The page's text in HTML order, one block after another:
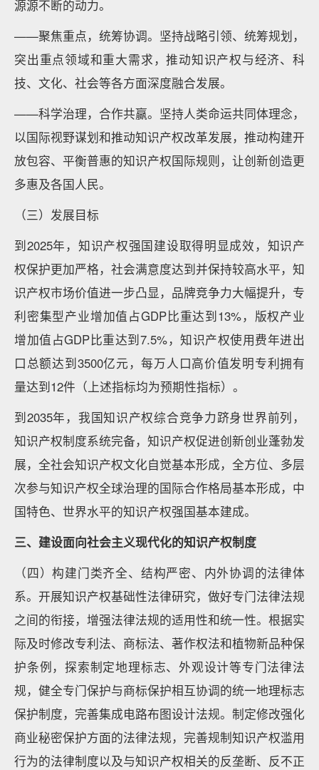
源源不断的动力。
——聚焦重点，统筹协调。坚持战略引领、统筹规划，
突出重点领域和重大需求，推动知识产权与经济、科
技、文化、社会等各方面深度融合发展。
——科学治理，合作共赢。坚持人类命运共同体理念，
以国际视野谋划和推动知识产权改革发展，推动构建开
放包容、平衡普惠的知识产权国际规则，让创新创造更
多惠及各国人民。
（三）发展目标
到2025年，知识产权强国建设取得明显成效，知识产
权保护更加严格，社会满意度达到并保持较高水平，知
识产权市场价值进一步凸显，品牌竞争力大幅提升，专
利密集型产业增加值占GDP比重达到13%，版权产业
增加值占GDP比重达到7.5%，知识产权使用费年进出
口总额达到3500亿元，每万人口高价值发明专利拥有
量达到12件（上述指标均为预期性指标）。
到2035年，我国知识产权综合竞争力跻身世界前列，
知识产权制度系统完备，知识产权促进创新创业蓬勃发
展，全社会知识产权文化自觉基本形成，全方位、多层
次参与知识产权全球治理的国际合作格局基本形成，中
国特色、世界水平的知识产权强国基本建成。
三、建设面向社会主义现代化的知识产权制度
（四）构建门类齐全、结构严密、内外协调的法律体
系。开展知识产权基础性法律研究，做好专门法律法规
之间的衔接，增强法律法规的适用性和统一性。根据实
际及时修改专利法、商标法、著作权法和植物新品种保
护条例，探索制定地理标志、外观设计等专门法律法
规，健全专门保护与商标保护相互协调的统一地理标志
保护制度，完善集成电路布图设计法规。制定修改强化
商业秘密保护方面的法律法规，完善规制知识产权滥用
行为的法律制度以及与知识产权相关的反垄断、反不正